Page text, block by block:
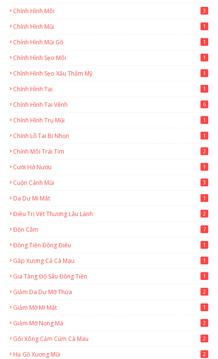
Chỉnh Hình Môi 3
Chỉnh Hình Mũi 1
Chỉnh Hình Mũi Gồ 1
Chỉnh Hình Sẹo Môi 1
Chỉnh Hình Sẹo Xấu Thẩm Mỹ 1
Chỉnh Hình Tai 1
Chỉnh Hình Tai Vểnh 6
Chỉnh Hình Trụ Mũi 1
Chỉnh Lỗ Tai Bị Nhọn 1
Chỉnh Môi Trái Tim 2
Cười Hở Nướu 1
Cuộn Cánh Mũi 3
Da Dư Mi Mắt 1
Điều Trị Vết Thương Lâu Lành 2
Độn Cằm 7
Đồng Tiền Đồng Điếu 1
Gắp Xương Cá Cà Mau 1
Gia Tăng Độ Sâu Đồng Tiền 1
Giảm Da Dư Mỡ Thừa 2
Giảm Mỡ Mi Mắt 1
Giảm Mỡ Nọng Má 2
Gói Xông Cảm Cúm Cà Mau 2
Hạ Gồ Xương Mũi 2